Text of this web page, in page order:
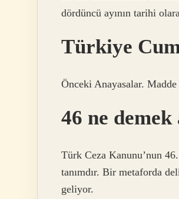
dördüncü ayının tarihi
Türkiye
Önceki Anayasalar. Madde
46 ne demek
Türk Ceza Kanunu’nun
tanımdır. Bir metaforda
geliyor.